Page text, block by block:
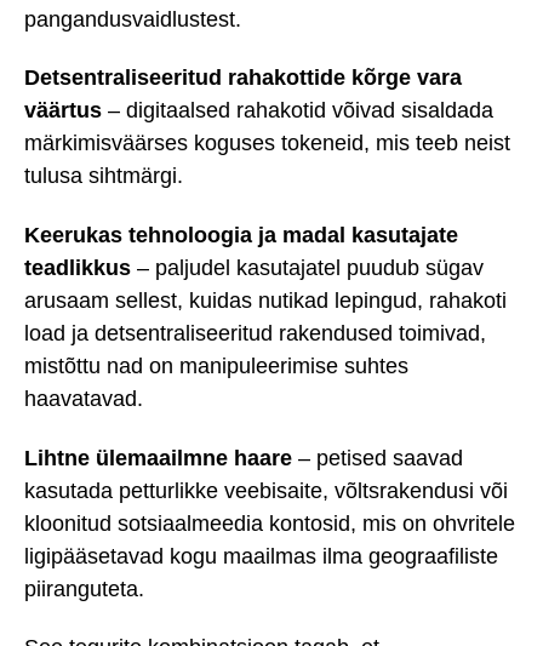
pangandusvaidlustest.
Detsentraliseeritud rahakottide kõrge vara
väärtus – digitaalsed rahakotid võivad sisaldada
märkimisväärses koguses tokeneid, mis teeb neist
tulusa sihtmärgi.
Keerukas tehnoloogia ja madal kasutajate
teadlikkus – paljudel kasutajatel puudub sügav
arusaam sellest, kuidas nutikad lepingud, rahakoti
load ja detsentraliseeritud rakendused toimivad,
mistõttu nad on manipuleerimise suhtes
haavatavad.
Lihtne ülemaailmne haare – petised saavad
kasutada petturlikke veebisaite, võltsrakendusi või
kloonitud sotsiaalmeedia kontosid, mis on ohvritele
ligipääsetavad kogu maailmas ilma geograafiliste
piiranguteta.